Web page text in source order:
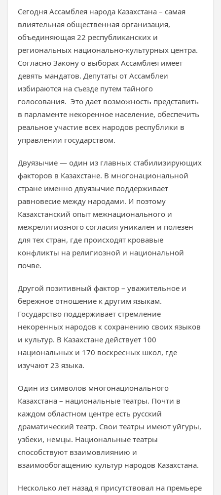
Сегодня Ассамблея народа Казахстана – самая
влиятельная общественная организация,
объединяющая 22 республиканских и
региональных национально-культурных центра.
Согласно Закону о выборах Ассамблея имеет
девять мандатов. Депутаты от Ассамблеи
избираются на съезде путем тайного
голосования. Это дает возможность представить
в парламенте некоренное население, обеспечить
реальное участие всех народов республики в
управлении государством.
Двуязычие — один из главных стабилизирующих
факторов в Казахстане. В многонациональной
стране именно двуязычие поддерживает
равновесие между народами. И поэтому
Казахстанский опыт межнационального и
межрелигиозного согласия уникален и полезен
для тех стран, где происходят кровавые
конфликты на религиозной и национальной
почве.
Другой позитивный фактор – уважительное и
бережное отношение к другим языкам.
Государство поддерживает стремление
некоренных народов к сохранению своих языков
и культур. В Казахстане действует 100
национальных и 170 воскресных школ, где
изучают 23 языка.
Один из символов многонационального
Казахстана – национальные театры. Почти в
каждом областном центре есть русский
драматический театр. Свои театры имеют уйгуры,
узбеки, немцы. Национальные театры
способствуют взаимовлиянию и
взаимообогащению культур народов Казахстана.
Несколько лет назад я присутствовал на премьере